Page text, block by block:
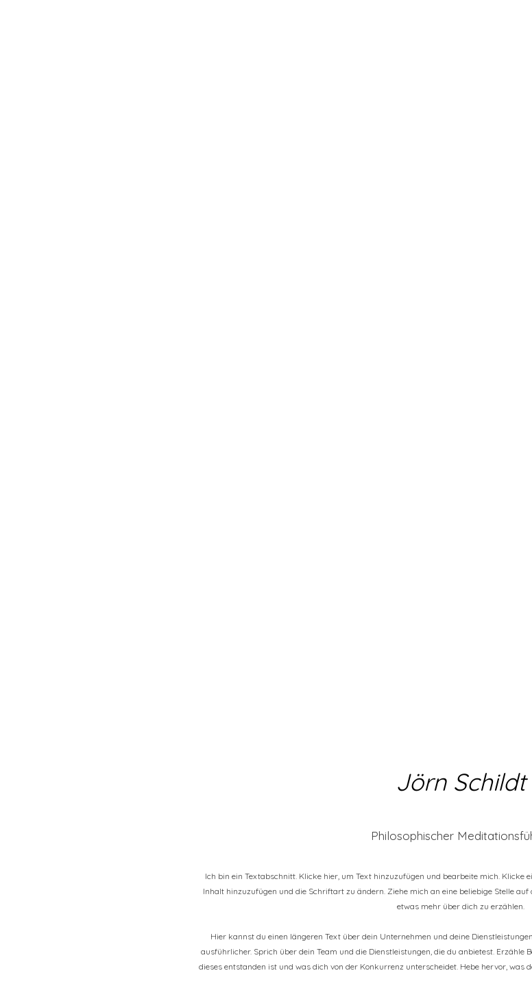
Jörn Schildt
Philosophischer
Ich bin ein Textabschnitt. Klicke hier, um Text hinzuzufügen und bearbeite mich. Klicke
Inhalt hinzuzufügen und die Schriftart zu ändern. Ziehe mich an eine beliebige Stelle auf
etwas mehr über dich zu erzählen.
Hier kannst du einen längeren Text über dein Unternehmen und deine
ausführlicher. Sprich über dein Team und die Dienstleistungen, die du anbietest. Erzähle
dieses entstanden ist und was dich von der Konkurrenz unterscheidet. Hebe hervor, was